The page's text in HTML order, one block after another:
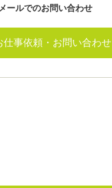
メールでのお問い合わせ
仕事依頼・お問い合わせ